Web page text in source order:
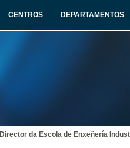
CENTROS DEPARTAMENTOS
da Escola de Enxeñería